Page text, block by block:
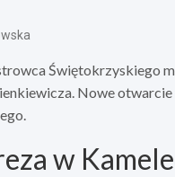
Świętokrzyskiego
Nowe
w